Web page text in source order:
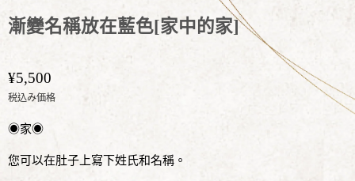
漸變名稱放在藍色[家中的家]
¥5,500
税込み価格
◉家◉
您可以在肚子上寫下姓氏和名稱。